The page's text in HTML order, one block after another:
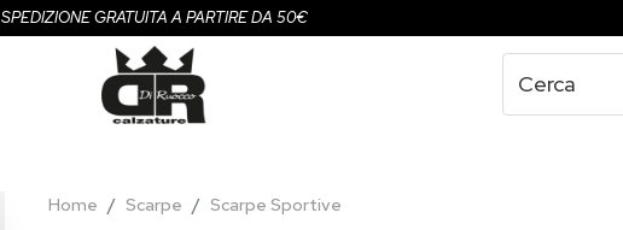
SPEDIZIONE GRATUITA A PARTIRE DA 50€
Home Scarpe Scarpe Sportive